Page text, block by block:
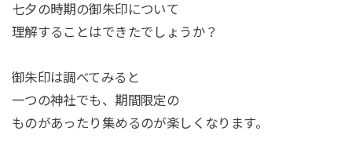
七夕の時期の御朱印について
理解することはできたでしょうか？
御朱印は調べてみると
一つの神社でも、期間限定の
ものがあったり集めるのが楽しくなります。